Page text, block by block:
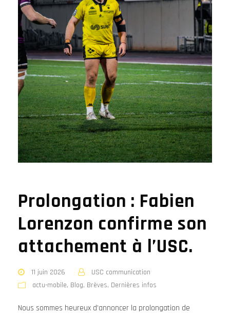
Prolongation : Fabien
Lorenzon confirme son
attachement à l’USC.
11 juin 2026
USC communication
actu-mobile, Blog, Brèves, Dernières infos
Nous sommes heureux d’annoncer la prolongation de